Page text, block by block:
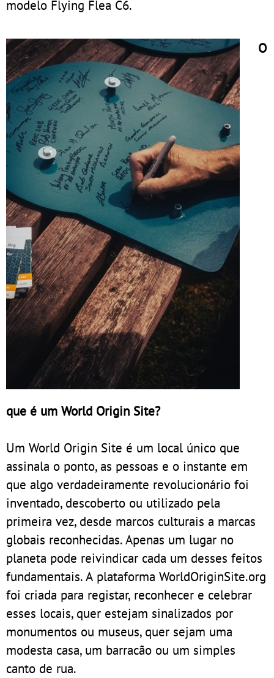
modelo Flying Flea C6.
O
que é um World Origin Site?
Um World Origin Site é um local único que
assinala o ponto, as pessoas e o instante em
que algo verdadeiramente revolucionário foi
inventado, descoberto ou utilizado pela
primeira vez, desde marcos culturais a marcas
globais reconhecidas. Apenas um lugar no
planeta pode reivindicar cada um desses feitos
fundamentais. A plataforma WorldOriginSite.org
foi criada para registar, reconhecer e celebrar
esses locais, quer estejam sinalizados por
monumentos ou museus, quer sejam uma
modesta casa, um barracão ou um simples
canto de rua.